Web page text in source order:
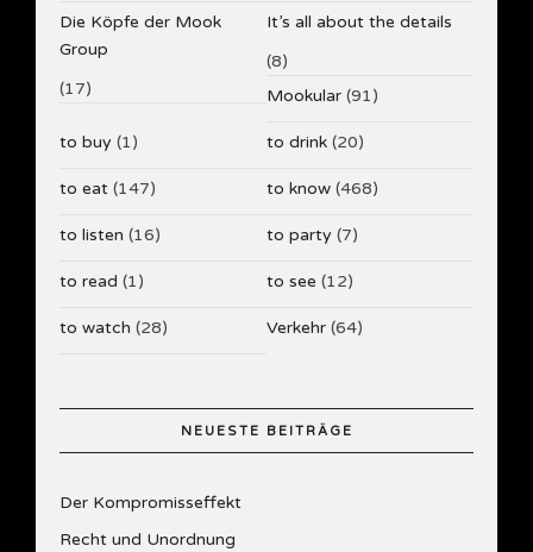
Die Köpfe der Mook
Group
(17)
It’s all about the details
(8)
Mookular (91)
to buy (1) to drink (20)
to eat (147) to know (468)
to listen (16) to party (7)
to read (1) to see (12)
to watch (28) Verkehr (64)
NEUESTE BEITRÄGE
Der Kompromisseffekt
Recht und Unordnung